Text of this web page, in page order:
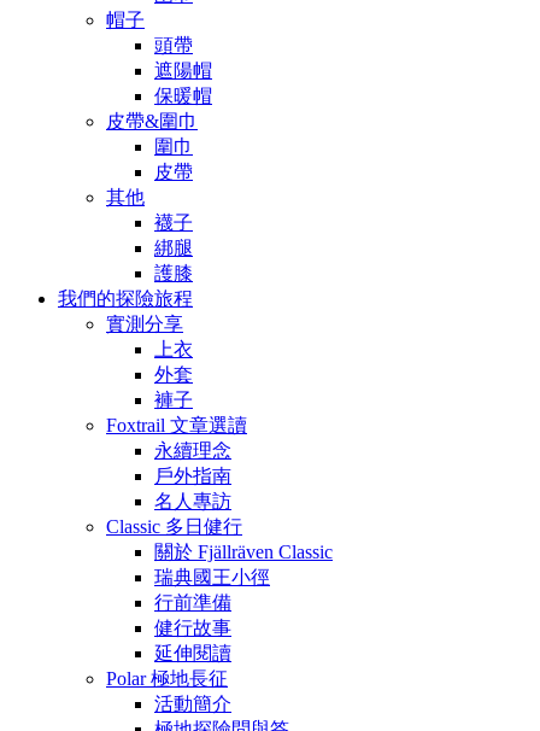
帽子
頭帶
遮陽帽
保暖帽
皮帶&圍巾
圍巾
皮帶
其他
襪子
綁腿
護膝
我們的探險旅程
實測分享
上衣
外套
褲子
Foxtrail 文章選讀
永續理念
戶外指南
名人專訪
Classic 多日健行
關於 Fjällräven Classic
瑞典國王小徑
行前準備
健行故事
延伸閱讀
Polar 極地長征
活動簡介